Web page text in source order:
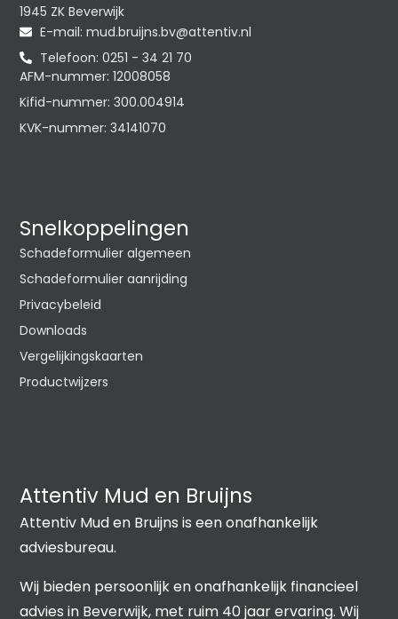
Attentiv Mud en Bruijns
Attentiv Mud en Bruijns is een onafhankelijk
adviesbureau.
Wij bieden persoonlijk en onafhankelijk financieel
advies in Beverwijk, met ruim 40 jaar ervaring. Wij
1945 ZK Beverwijk
E-mail:
ln.vitnetta
@vb.snjiurb.dum
Telefoon: 0251 - 34 21 70
AFM-nummer: 12008058
Kifid-nummer: 300.004914
KVK-nummer: 34141070
Snelkoppelingen
Schadeformulier algemeen
Schadeformulier aanrijding
Privacybeleid
Downloads
Vergelijkingskaarten
Productwijzers